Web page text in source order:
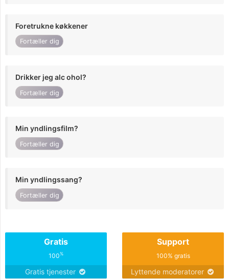
Foretrukne køkkener
Fortæller dig
Drikker jeg alc ohol?
Fortæller dig
Min yndlingsfilm?
Fortæller dig
Min yndlingssang?
Fortæller dig
Gratis
100%
Gratis tjenester
Support
100% gratis
Lyttende moderatorer